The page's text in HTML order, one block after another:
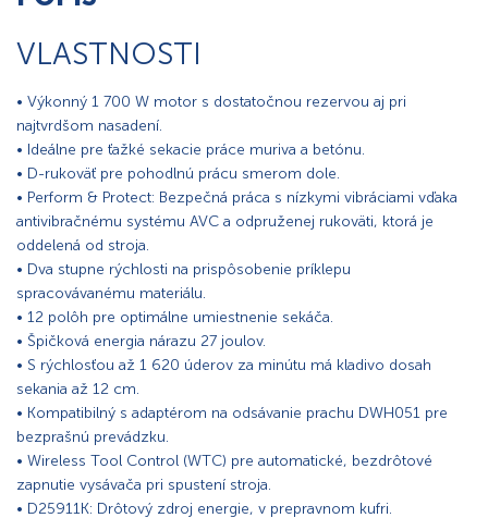
VLASTNOSTI
• Výkonný 1 700 W motor s dostatočnou rezervou aj pri
najtvrdšom nasadení.
• Ideálne pre ťažké sekacie práce muriva a betónu.
• D-rukoväť pre pohodlnú prácu smerom dole.
• Perform & Protect: Bezpečná práca s nízkymi vibráciami vďaka
antivibračnému systému AVC a odpruženej rukoväti, ktorá je
oddelená od stroja.
• Dva stupne rýchlosti na prispôsobenie príklepu
spracovávanému materiálu.
• 12 polôh pre optimálne umiestnenie sekáča.
• Špičková energia nárazu 27 joulov.
• S rýchlosťou až 1 620 úderov za minútu má kladivo dosah
sekania až 12 cm.
• Kompatibilný s adaptérom na odsávanie prachu DWH051 pre
bezprašnú prevádzku.
• Wireless Tool Control (WTC) pre automatické, bezdrôtové
zapnutie vysávača pri spustení stroja.
• D25911K: Drôtový zdroj energie, v prepravnom kufri.